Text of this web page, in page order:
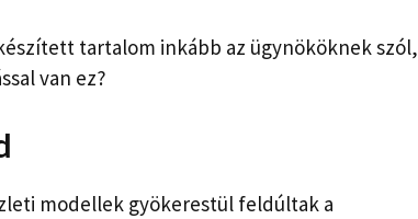
tartalom inkább az ügynököknek szól,
van ez?
modellek gyökerestül feldúltak a